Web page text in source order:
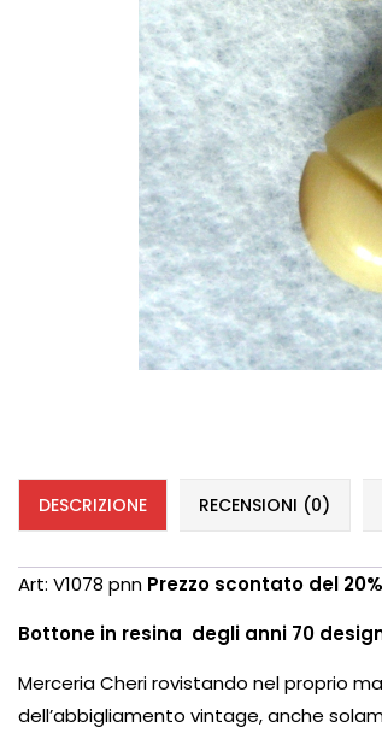
DESCRIZIONE RECENSIONI (0)
Art: V1078 pnn Prezzo scontato del 20%
Bottone in resina degli anni 70
Merceria Cheri rovistando nel proprio
dell’abbigliamento vintage, anche